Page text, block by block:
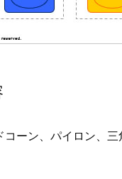
コーン、パイロン、